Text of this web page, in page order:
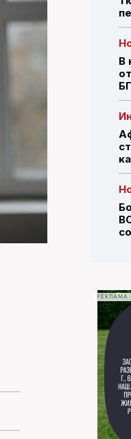
ПОИСК
В
РЕКЛАМА •